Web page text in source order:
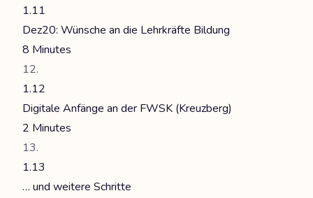
1.11
Dez20: Wünsche an die Lehrkräfte Bildung
8 Minutes
1.12
Digitale Anfänge an der FWSK (Kreuzberg)
2 Minutes
1.13
… und weitere Schritte